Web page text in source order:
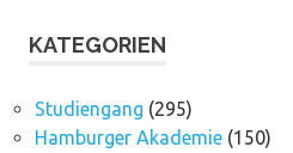
KATEGORIEN
Studiengang (295)
Hamburger Akademie(150)